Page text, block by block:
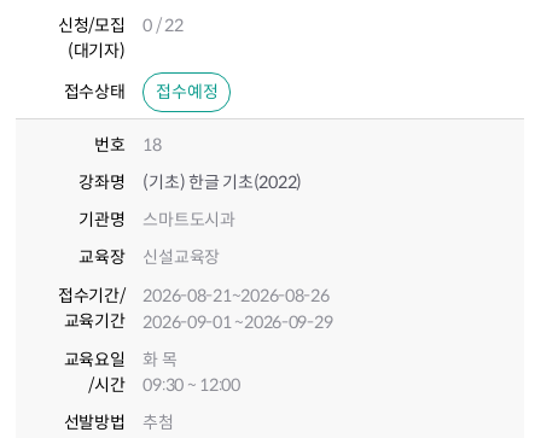
신청/모집
(대기자)
0 / 22
접수상태 접수예정
번호
18
강좌명
(기초) 한글 기초(2022)
기관명
스마트도시과
교육장
신설교육장
접수기간/
교육기간
2026-08-21~2026-08-26
2026-09-01~2026-09-29
교육요일
/시간
화 목
09:30 ~ 12:00
선발방법
추첨